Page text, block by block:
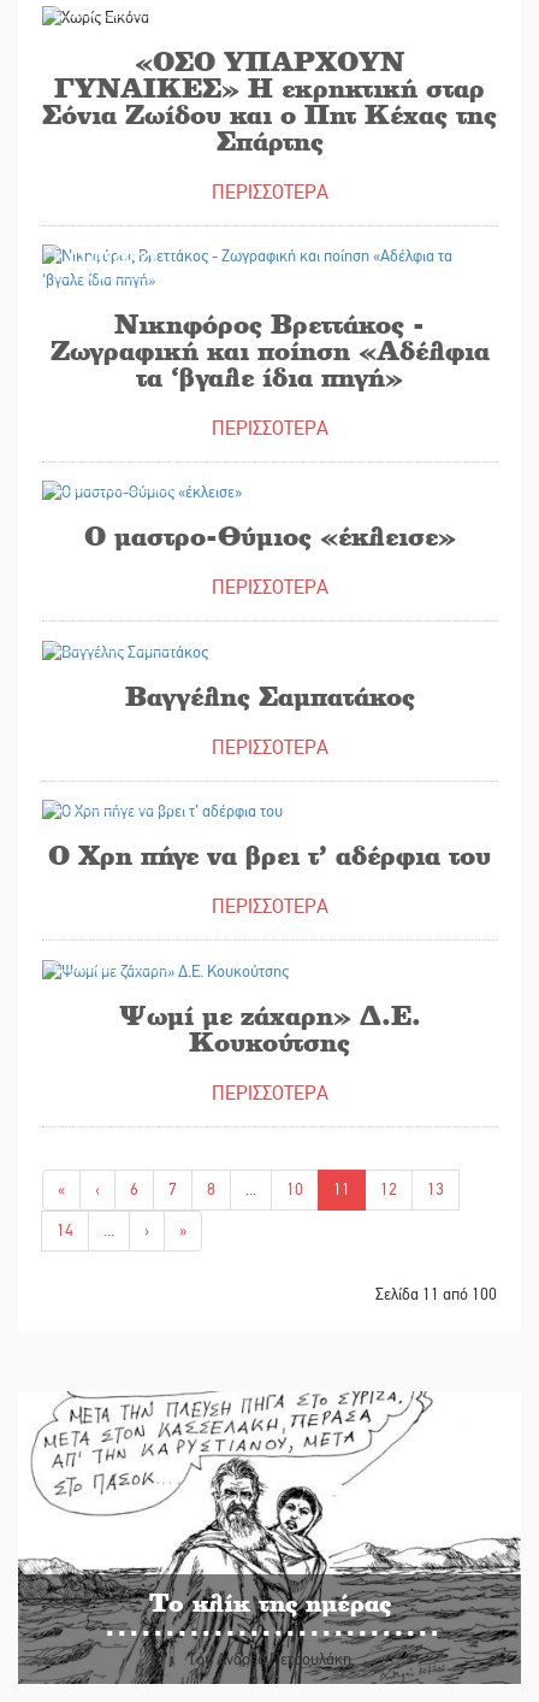
«ΟΣΟ ΥΠΑΡΧΟΥΝ
ΓΥΝΑΙΚΕΣ» Η εκρηκτική σταρ
Σόνια Ζωίδου και ο Πητ Κέχας της
Σπάρτης
ΠΕΡΙΣΣΟΤΕΡΑ
01/07/2022
Νικηφόρος Βρεττάκος -
Ζωγραφική και ποίηση «Αδέλφια
τα ‘βγαλε ίδια πηγή»
ΠΕΡΙΣΣΟΤΕΡΑ
Ο μαστρο-Θύμιος «έκλεισε»
ΠΕΡΙΣΣΟΤΕΡΑ
Βαγγέλης Σαμπατάκος
ΠΕΡΙΣΣΟΤΕΡΑ
Ο Χρη πήγε να βρει τ’ αδέρφια του
ΠΕΡΙΣΣΟΤΕΡΑ
Ψωμί με ζάχαρη» Δ.Ε.
Κουκούτσης
ΠΕΡΙΣΣΟΤΕΡΑ
« ‹ 6 7 8 ... 10 11 12
13
14
... › »
Σελίδα 11 από 100
Το κλίκ της ημέρας
Του Ανδρέα Πετρουλάκη